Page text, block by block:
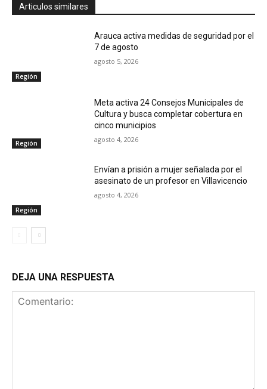
Articulos similares
Región
Arauca activa medidas de seguridad por el
7 de agosto
agosto 5, 2026
Región
Meta activa 24 Consejos Municipales de
Cultura y busca completar cobertura en
cinco municipios
agosto 4, 2026
Región
Envían a prisión a mujer señalada por el
asesinato de un profesor en Villavicencio
agosto 4, 2026
DEJA UNA RESPUESTA